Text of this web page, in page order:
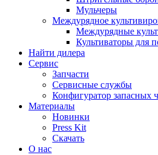
Мульчеры
Междурядное
Междурядные
Культиваторы для
Найти дилера
Сервис
Запчасти
Сервисные службы
Конфигуратор запасных
Материалы
Новинки
Press Kit
Скачать
О нас